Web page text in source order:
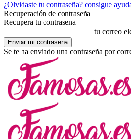
¿Olvidaste tu contraseña? consigue
Recuperación de contraseña
Recupera tu contraseña
tu correo
Se te ha enviado una contraseña por